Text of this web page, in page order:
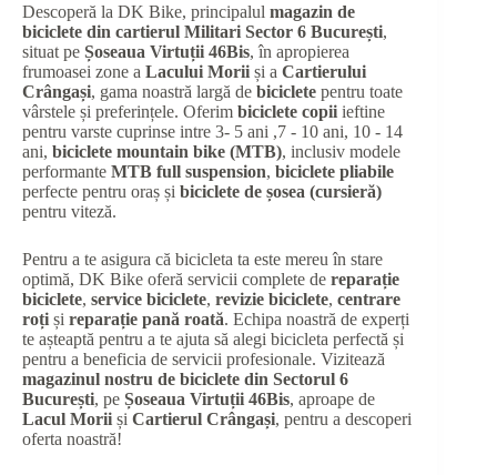
Descoperă la DK Bike, principalul magazin de
biciclete din cartierul Militari Sector 6 București,
situat pe Șoseaua Virtuții 46Bis, în apropierea
frumoasei zone a Lacului Morii și a Cartierului
Crângași, gama noastră largă de biciclete pentru toate
vârstele și preferințele. Oferim biciclete copii ieftine
pentru varste cuprinse intre 3- 5 ani ,7 - 10 ani, 10 - 14
ani, biciclete mountain bike (MTB), inclusiv modele
performante MTB full suspension, biciclete pliabile
perfecte pentru oraș și biciclete de șosea (cursieră)
pentru viteză.
Pentru a te asigura că bicicleta ta este mereu în stare
optimă, DK Bike oferă servicii complete de reparație
biciclete, service biciclete, revizie biciclete, centrare
roți și reparație pană roată. Echipa noastră de experți
te așteaptă pentru a te ajuta să alegi bicicleta perfectă și
pentru a beneficia de servicii profesionale. Vizitează
magazinul nostru de biciclete din Sectorul 6
București, pe Șoseaua Virtuții 46Bis, aproape de
Lacul Morii și Cartierul Crângași, pentru a descoperi
oferta noastră!